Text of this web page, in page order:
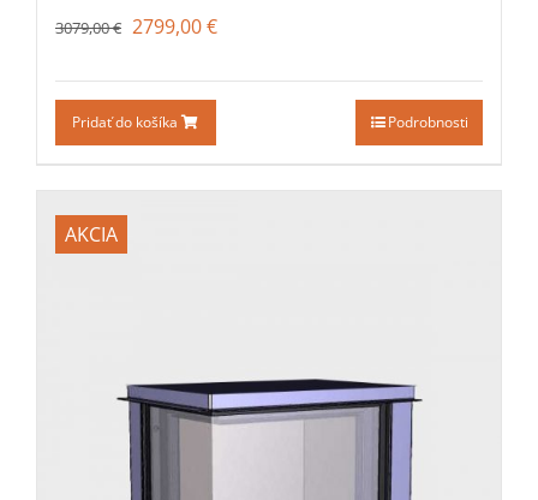
3079,00€ 2799,00€
Pridať do košíka Podrobnosti
AKCIA